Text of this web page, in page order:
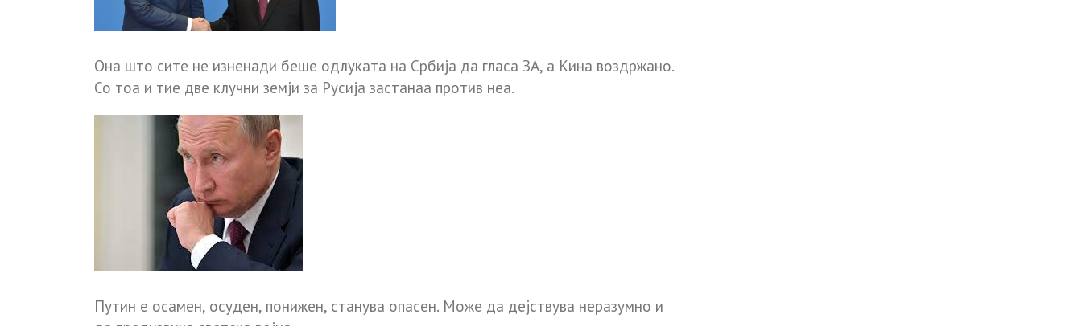
Она што сите не изненади беше одлуката на Србија да гласа ЗА, а Кина воздржано.
Со тоа и тие две клучни земји за Русија застанаа против неа.
Путин е осамен, осуден, понижен, станува опасен. Може да дејствува неразумно и